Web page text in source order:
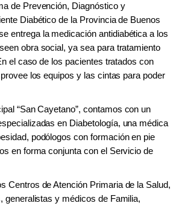
de Prevención, Diagnóstico y
Diabético de la Provincia de Buenos
entrega la medicación antidiabética a los
obra social, ya sea para tratamiento
el caso de los pacientes tratados con
los equipos y las cintas para poder
“San Cayetano”, contamos con un
en Diabetología, una médica
podólogos con formación en pie
en forma conjunta con el Servicio de
Centros de Atención Primaria de la Salud,
generalistas y médicos de Familia,